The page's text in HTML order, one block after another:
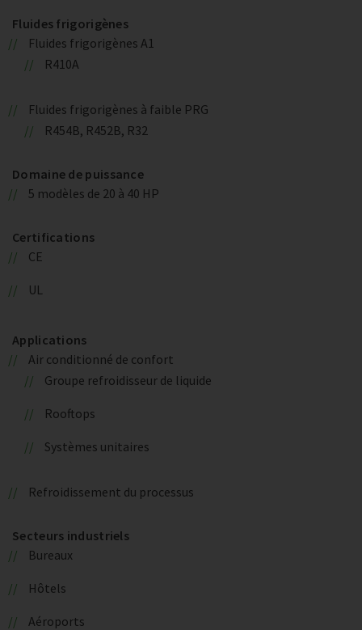
Fluides frigorigènes
Fluides frigorigènes A1
R410A
Fluides frigorigènes à faible PRG
R454B, R452B, R32
Domaine de puissance
5 modèles de 20 à 40 HP
Certifications
CE
UL
Applications
Air conditionné de confort
Groupe refroidisseur de liquide
Rooftops
Systèmes unitaires
Refroidissement du processus
Secteurs industriels
Bureaux
Hôtels
Aéroports